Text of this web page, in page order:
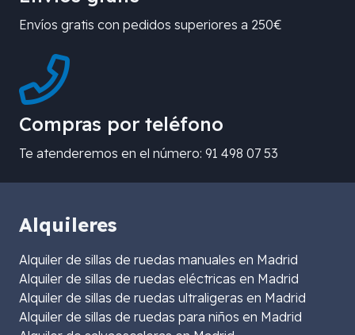
Envíos gratis con pedidos superiores a 250€
Compras por teléfono
Te atenderemos en el número: 91 498 07 53
Alquileres
Alquiler de sillas de ruedas manuales en Madrid
Alquiler de sillas de ruedas eléctricas en Madrid
Alquiler de sillas de ruedas ultraligeras en Madrid
Alquiler de sillas de ruedas para niños en Madrid